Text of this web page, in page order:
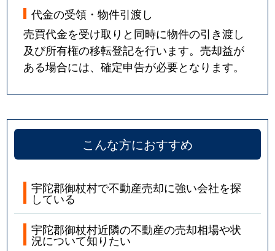
代金の受領・物件引渡し
売買代金を受け取りと同時に物件の引き渡し
及び所有権の移転登記を行います。売却益が
ある場合には、確定申告が必要となります。
こんな方におすすめ
宇陀郡御杖村で不動産売却に強い会社を探
している
宇陀郡御杖村近隣の不動産の売却相場や状
況について知りたい